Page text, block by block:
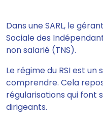
Dans une SARL, le
Sociale des
non salarié (TNS).
Le régime du RSI est
comprendre. Cela
régularisations qui font
dirigeants.